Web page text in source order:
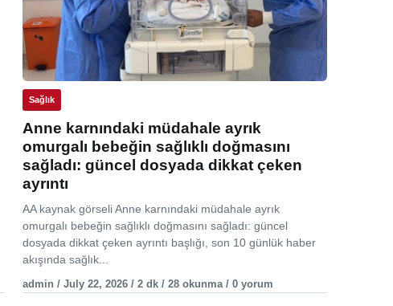
Sağlık
Anne karnındaki müdahale ayrık
omurgalı bebeğin sağlıklı doğmasını
sağladı: güncel dosyada dikkat çeken
ayrıntı
AA kaynak görseli Anne karnındaki müdahale ayrık
omurgalı bebeğin sağlıklı doğmasını sağladı: güncel
dosyada dikkat çeken ayrıntı başlığı, son 10 günlük haber
akışında sağlık...
admin / July 22, 2026 / 2 dk / 28 okunma / 0 yorum